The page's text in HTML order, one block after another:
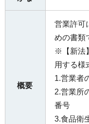
概要
営業許可
めの書類
※【新法
用する様
1.営業者
2.営業所
番号
3.食品衛